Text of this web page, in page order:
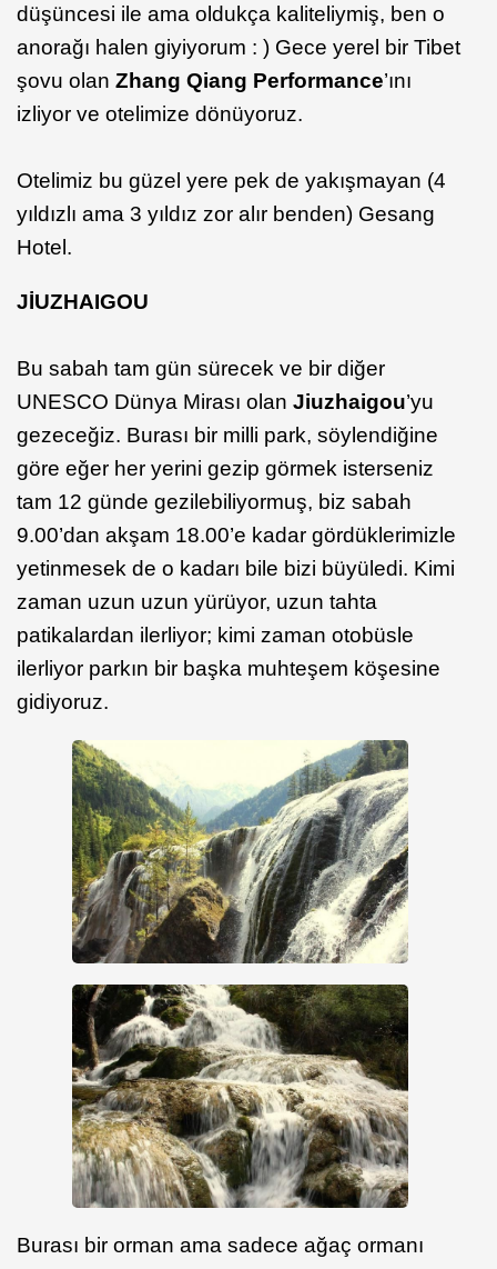
düşüncesi ile ama oldukça kaliteliymiş, ben o
anorağı halen giyiyorum : ) Gece yerel bir Tibet
şovu olan Zhang Qiang Performance’ını
izliyor ve otelimize dönüyoruz.
Otelimiz bu güzel yere pek de yakışmayan (4
yıldızlı ama 3 yıldız zor alır benden) Gesang
Hotel.
JİUZHAIGOU
Bu sabah tam gün sürecek ve bir diğer
UNESCO Dünya Mirası olan Jiuzhaigou’yu
gezeceğiz. Burası bir milli park, söylendiğine
göre eğer her yerini gezip görmek isterseniz
tam 12 günde gezilebiliyormuş, biz sabah
9.00’dan akşam 18.00’e kadar gördüklerimizle
yetinmesek de o kadarı bile bizi büyüledi. Kimi
zaman uzun uzun yürüyor, uzun tahta
patikalardan ilerliyor; kimi zaman otobüsle
ilerliyor parkın bir başka muhteşem köşesine
gidiyoruz.
Burası bir orman ama sadece ağaç ormanı